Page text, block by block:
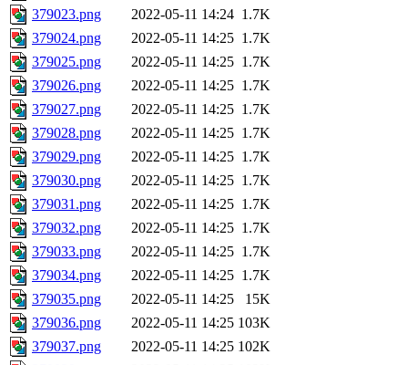
379023.png
2022-05-11 14:24 1.7K
379024.png
2022-05-11 14:25 1.7K
379025.png
2022-05-11 14:25 1.7K
379026.png
2022-05-11 14:25 1.7K
379027.png
2022-05-11 14:25 1.7K
379028.png
2022-05-11 14:25 1.7K
379029.png
2022-05-11 14:25 1.7K
379030.png
2022-05-11 14:25 1.7K
379031.png
2022-05-11 14:25 1.7K
379032.png
2022-05-11 14:25 1.7K
379033.png
2022-05-11 14:25 1.7K
379034.png
2022-05-11 14:25 1.7K
379035.png
2022-05-11 14:25
15K
379036.png
2022-05-11 14:25 103K
379037.png
2022-05-11 14:25 102K